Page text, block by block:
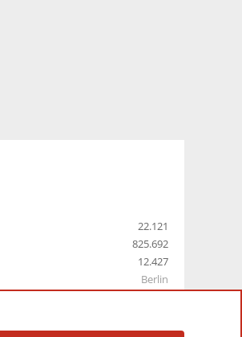
22.121
825.692
12.427
Berlin